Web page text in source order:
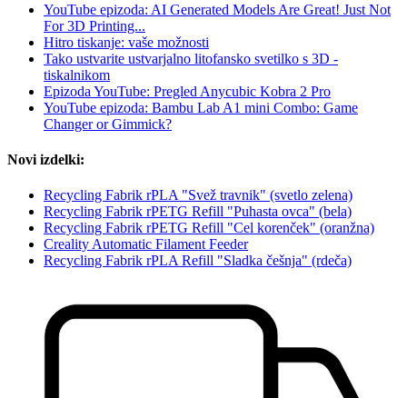
YouTube epizoda: AI Generated Models Are Great! Just Not
For 3D Printing...
Hitro tiskanje: vaše možnosti
Tako ustvarite ustvarjalno litofansko svetilko s 3D -
tiskalnikom
Epizoda YouTube: Pregled Anycubic Kobra 2 Pro
YouTube epizoda: Bambu Lab A1 mini Combo: Game
Changer or Gimmick?
Novi izdelki:
Recycling Fabrik rPLA "Svež travnik" (svetlo zelena)
Recycling Fabrik rPETG Refill "Puhasta ovca" (bela)
Recycling Fabrik rPETG Refill "Cel korenček" (oranžna)
Creality Automatic Filament Feeder
Recycling Fabrik rPLA Refill "Sladka češnja" (rdeča)